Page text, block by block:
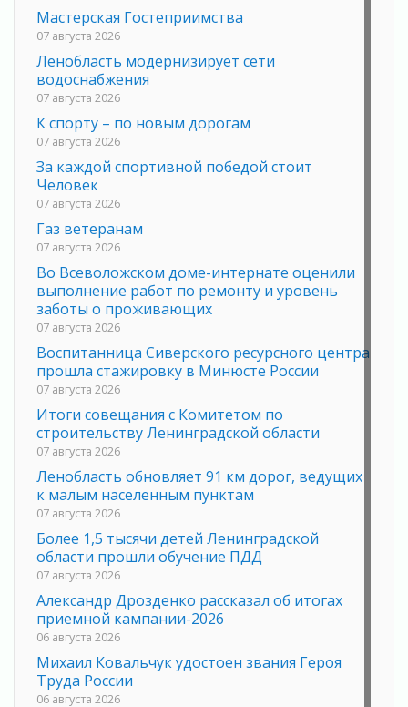
Мастерская Гостеприимства
07 августа 2026
Ленобласть модернизирует сети
водоснабжения
07 августа 2026
К спорту – по новым дорогам
07 августа 2026
За каждой спортивной победой стоит
Человек
07 августа 2026
Газ ветеранам
07 августа 2026
Во Всеволожском доме-интернате оценили
выполнение работ по ремонту и уровень
заботы о проживающих
07 августа 2026
Воспитанница Сиверского ресурсного центра
прошла стажировку в Минюсте России
07 августа 2026
Итоги совещания с Комитетом по
строительству Ленинградской области
07 августа 2026
Ленобласть обновляет 91 км дорог, ведущих
к малым населенным пунктам
07 августа 2026
Более 1,5 тысячи детей Ленинградской
области прошли обучение ПДД
07 августа 2026
Александр Дрозденко рассказал об итогах
приемной кампании-2026
06 августа 2026
Михаил Ковальчук удостоен звания Героя
Труда России
06 августа 2026